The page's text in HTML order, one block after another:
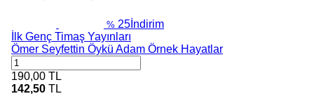
% 25 İndirim
İlk Genç Timaş Yayınları
Ömer Seyfettin Öykü Adam Örnek Hayatlar
190,00 TL
142,50 TL